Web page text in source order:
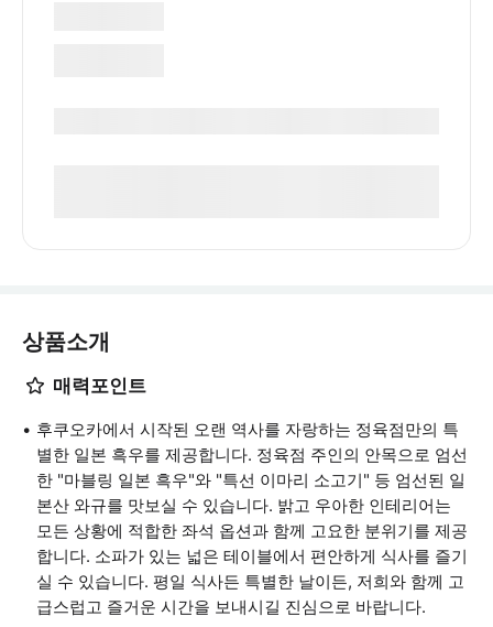
상품소개
매력포인트
후쿠오카에서 시작된 오랜 역사를 자랑하는 정육점만의 특
별한 일본 흑우를 제공합니다. 정육점 주인의 안목으로 엄선
한 "마블링 일본 흑우"와 "특선 이마리 소고기" 등 엄선된 일
본산 와규를 맛보실 수 있습니다. 밝고 우아한 인테리어는
모든 상황에 적합한 좌석 옵션과 함께 고요한 분위기를 제공
합니다. 소파가 있는 넓은 테이블에서 편안하게 식사를 즐기
실 수 있습니다. 평일 식사든 특별한 날이든, 저희와 함께 고
급스럽고 즐거운 시간을 보내시길 진심으로 바랍니다.